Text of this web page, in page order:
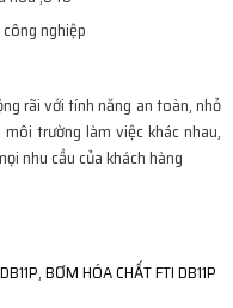
nghiệp
rãi với tính năng an toàn, nhỏ
trường làm việc khác nhau,
nhu cầu của khách hàng
,BƠM HÓA CHẤT FTI DB11P